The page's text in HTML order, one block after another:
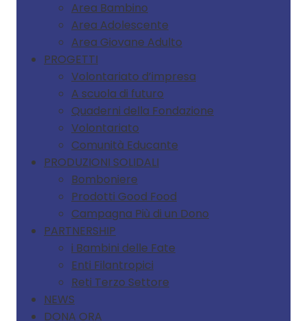
Area Bambino
Area Adolescente
Area Giovane Adulto
PROGETTI
Volontariato d’impresa
A scuola di futuro
Quaderni della Fondazione
Volontariato
Comunità Educante
PRODUZIONI SOLIDALI
Bomboniere
Prodotti Good Food
Campagna Più di un Dono
PARTNERSHIP
i Bambini delle Fate
Enti Filantropici
Reti Terzo Settore
NEWS
DONA ORA